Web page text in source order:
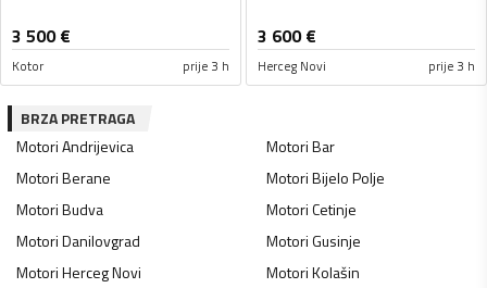
3 500€
Kotor prije 3 h
3 600€
Herceg Novi prije 3 h
BRZA PRETRAGA
MotoriAndrijevica MotoriBar
MotoriBerane MotoriBijelo Polje
MotoriBudva MotoriCetinje
MotoriDanilovgrad MotoriGusinje
MotoriHerceg Novi MotoriKolašin